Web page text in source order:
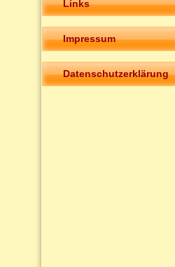
Links
Impressum
Datenschutzerklärung